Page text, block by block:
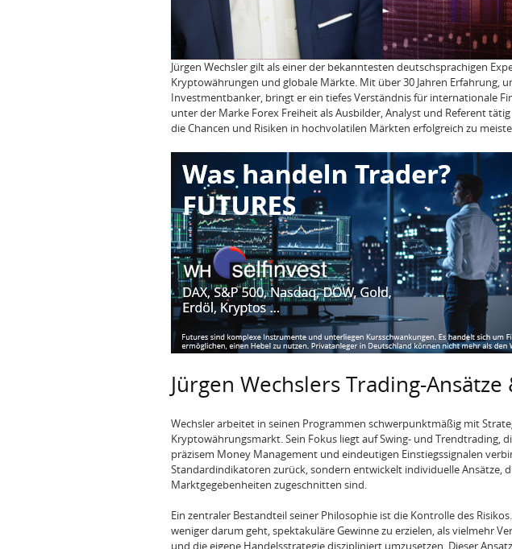
Jürgen Wechsler gilt als einer der bekanntesten deutschsprachigen
Kryptowährungen und globale Märkte. Mit über 30 Jahren Erfahrung,
Investmentbanker, bringt er ein tiefes Verständnis für internationale
unter der Marke Forex Freiheit als Ausbilder, Analyst und Referent
die Chancen und Risiken in hochvolatilen Märkten erfolgreich zu
Jürgen Wechslers Trading-
Wechsler arbeitet in seinen Programmen schwerpunktmäßig mit
Kryptowährungsmarkt. Sein Fokus liegt auf Swing- und Trendtrading,
präzisem Money Management und eindeutigen Einstiegssignalen
Standardindikatoren zurück, sondern entwickelt individuelle Ansätze,
Marktgegebenheiten zugeschnitten sind.
Ein zentraler Bestandteil seiner Philosophie ist die Kontrolle des
weniger darum geht, spektakuläre Gewinne zu erzielen, als vielmehr
und die eigene Handelsstrategie diszipliniert umzusetzen. Dieser